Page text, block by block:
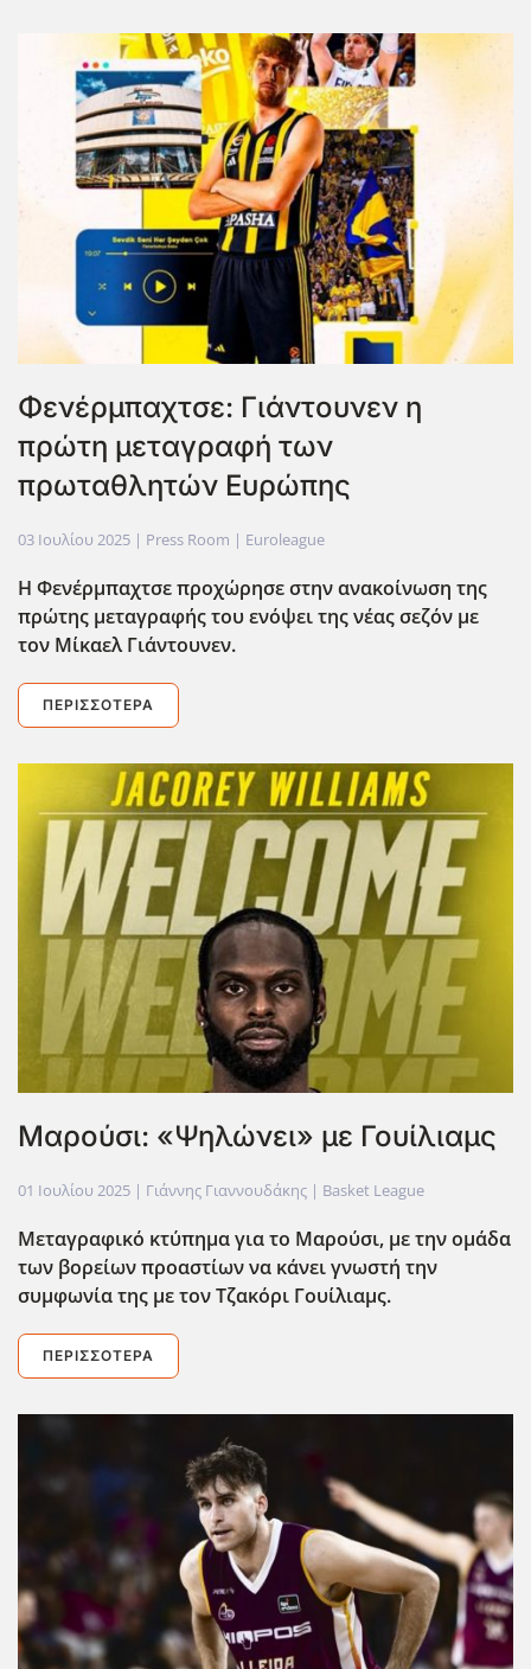
Φενέρμπαχτσε: Γιάντουνεν η
πρώτη μεταγραφή των
πρωταθλητών Ευρώπης
03 Ιουλίου 2025 | Press Room | Euroleague
Η Φενέρμπαχτσε προχώρησε στην ανακοίνωση της
πρώτης μεταγραφής του ενόψει της νέας σεζόν με
τον Μίκαελ Γιάντουνεν.
ΠΕΡΙΣΣΌΤΕΡΑ
Μαρούσι: «Ψηλώνει» με Γουίλιαμς
01 Ιουλίου 2025 | Γιάννης Γιαννουδάκης | Basket League
Μεταγραφικό κτύπημα για το Μαρούσι, με την ομάδα
των βορείων προαστίων να κάνει γνωστή την
συμφωνία της με τον Τζακόρι Γουίλιαμς.
ΠΕΡΙΣΣΌΤΕΡΑ